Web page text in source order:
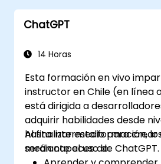
ChatGPT
14 Horas
Esta formación en vivo
instructor en Chile (en línea
está dirigida a
adquirir habilidades desde
hasta intermedio para crear
mediante el uso de ChatGPT.
Al finalizar esta formación,
serán capaces de: